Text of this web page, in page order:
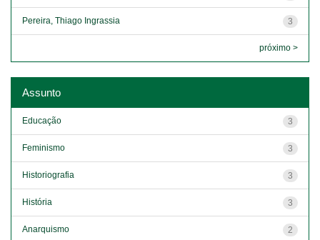
3
Pereira, Thiago Ingrassia
próximo >
Assunto
3
Educação
3
Feminismo
3
Historiografia
3
História
2
Anarquismo